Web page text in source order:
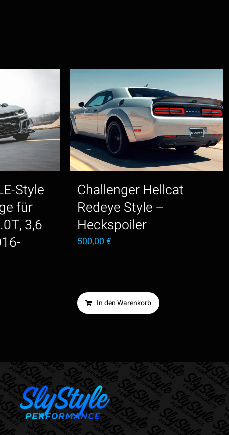
Style
für
3,6
Challenger Hellcat
Redeye Style –
Heckspoiler
500,00€
In den Warenkorb